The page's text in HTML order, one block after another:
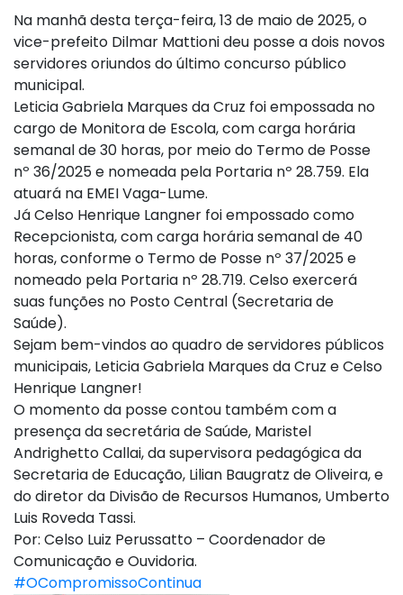
Na manhã desta terça-feira, 13 de maio de 2025, o
vice-prefeito Dilmar Mattioni deu posse a dois novos
servidores oriundos do último concurso público
municipal.
Leticia Gabriela Marques da Cruz foi empossada no
cargo de Monitora de Escola, com carga horária
semanal de 30 horas, por meio do Termo de Posse
nº 36/2025 e nomeada pela Portaria nº 28.759. Ela
atuará na EMEI Vaga-Lume.
Já Celso Henrique Langner foi empossado como
Recepcionista, com carga horária semanal de 40
horas, conforme o Termo de Posse nº 37/2025 e
nomeado pela Portaria nº 28.719. Celso exercerá
suas funções no Posto Central (Secretaria de
Saúde).
Sejam bem-vindos ao quadro de servidores públicos
municipais, Leticia Gabriela Marques da Cruz e Celso
Henrique Langner!
O momento da posse contou também com a
presença da secretária de Saúde, Maristel
Andrighetto Callai, da supervisora pedagógica da
Secretaria de Educação, Lilian Baugratz de Oliveira, e
do diretor da Divisão de Recursos Humanos, Umberto
Luis Roveda Tassi.
Por: Celso Luiz Perussatto – Coordenador de
Comunicação e Ouvidoria.
#OCompromissoContinua